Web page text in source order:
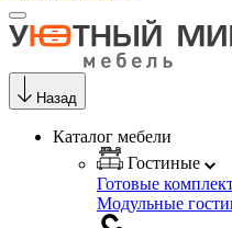
Назад
Каталог мебели
Гостиные
Готовые
Модульные